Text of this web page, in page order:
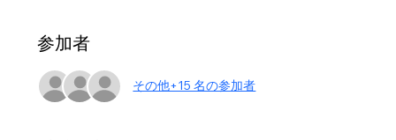
参加者
その他+15 名の参加者